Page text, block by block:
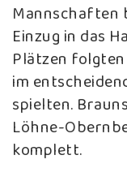
Mannschaften
Einzug in das
Plätzen
im
spielten.
Löhne-
komplett.